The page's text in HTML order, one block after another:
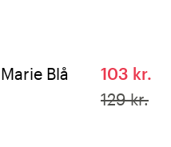
Blå
103 kr.
129 kr.